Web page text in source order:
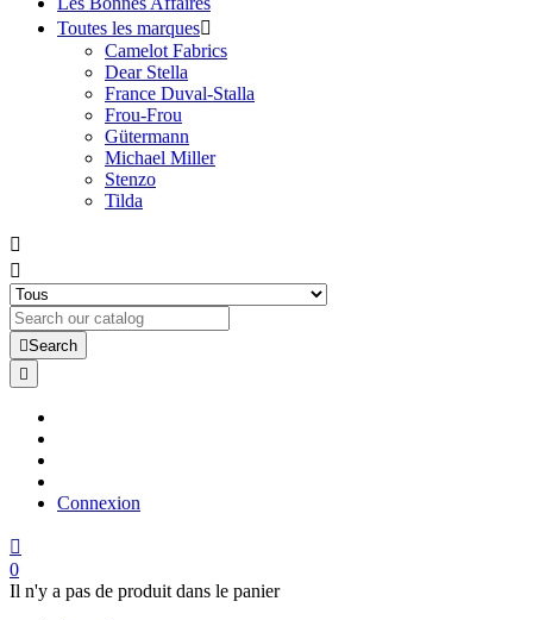
Toutes les marques
Camelot Fabrics
Dear Stella
France Duval-Stalla
Frou-Frou
Gütermann
Michael Miller
Stenzo
Tilda


Search

Connexion

0
Il n'y a pas de produit dans le panier